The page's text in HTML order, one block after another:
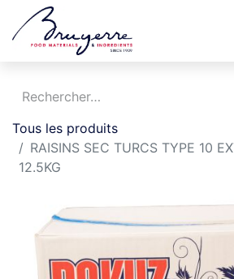
Tous les produits
RAISINS SEC TURCS TYPE 10
12.5KG